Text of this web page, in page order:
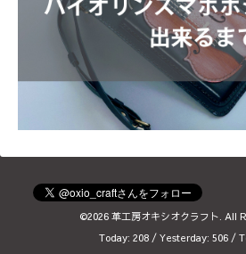
©2026 革工房オキシオクラフト . All
Today: 208 / Yesterday: 506 /